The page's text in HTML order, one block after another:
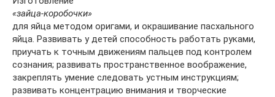
«зайца-коробочки»
для яйца методом оригами, и окрашивание пасхального
яйца. Развивать у детей способность работать руками,
приучать к точным движениям пальцев под контролем
сознания; развивать пространственное воображение,
закреплять умение следовать устным инструкциям;
развивать концентрацию внимания и творческие